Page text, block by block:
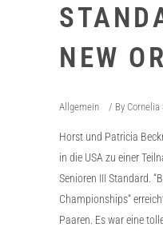
NEW
Allgemein By Cornelia
Horst und Patricia
in die USA zu einer
Senioren III Standard.
Championships“
Paaren. Es war eine